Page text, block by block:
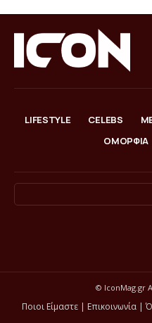
LIFESTYLE CELEBS
ΟΜΟΡΦΙΑ
© IconMag.gr
Ποιοι Είμαστε| Επικοινωνία|